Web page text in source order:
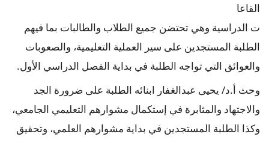
القاعا
ت الدراسية وهي تحتضن جميع الطلاب والطالبات بما فيهم
الطلبة المستجدين على سير العملية التعليمية، والصعوبات
والعوائق التي تواجه الطلبة في بداية الفصل الدراسي الأول.
وحث أ.د/ يحيى عبدالغفار ابنائه الطلبة على ضرورة الجد
والاجتهاد والمثابرة في إستكمال مشوارهم التعليمي الجامعي،
وكذا الطلبة المستجدين في بداية مشوارهم العلمي، وتحقيق